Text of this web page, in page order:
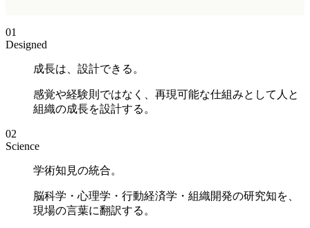
01
Designed
成長は、設計できる。
感覚や経験則ではなく、再現可能な仕組みとして人と
組織の成長を設計する。
02
Science
学術知見の統合。
脳科学・心理学・行動経済学・組織開発の研究知を、
現場の言葉に翻訳する。